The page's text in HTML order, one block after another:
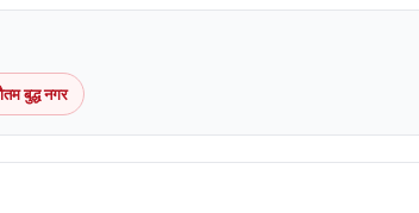
बुद्ध नगर